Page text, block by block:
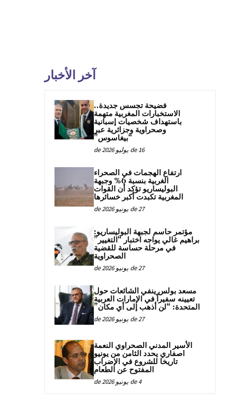
آخر الأخبار
فضيحة تجسس جديدة..
الاستخبارات المغربية متهمة
باستهداف شخصيات إسبانية
وصحراوية وجزائرية عبر
“بيغاسوس”
16 de يوليو de 2026
ارتفاع الهجمات في الصحراء
الغربية بنسبة 6% وجبهة
البوليساريو تؤكد أن القوات
المغربية تكبدت أكبر خسائرها
27 de يونيو de 2026
مؤتمر حاسم لجبهة البوليساريو:
براهيم غالي يواجه اختبار “التغيير”
في مرحلة حساسة للقضية
الصحراوية
27 de يونيو de 2026
مسعد بولس ينفي الشائعات حول
تعيينه سفيراً في الإمارات العربية
المتحدة: “لن أذهب إلى أي مكان”
27 de يونيو de 2026
الأسير المدني الصحراوي النعمة
اصفاري يحدد الثامن من يونيو
تاريخا للشروع في الإضراب
المفتوح عن الطعام
4 de يونيو de 2026